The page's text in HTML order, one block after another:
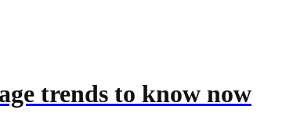
trends to know now